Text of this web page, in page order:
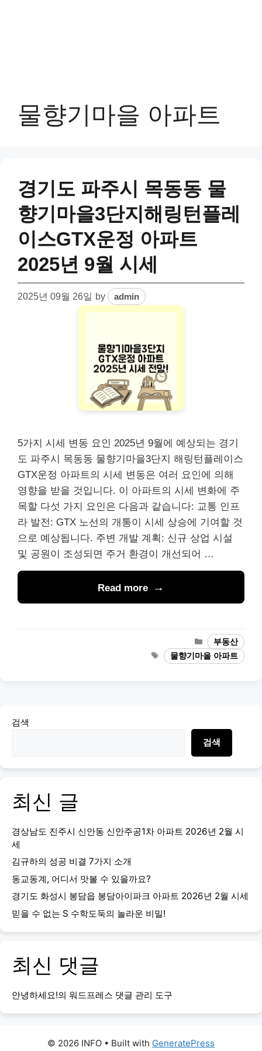
물향기마을 아파트
경기도 파주시 목동동 물
향기마을3단지해링턴플레
이스GTX운정 아파트
2025년 9월 시세
2025년 09월 26일 by admin
5가지 시세 변동 요인 2025년 9월에 예상되는 경기
도 파주시 목동동 물향기마을3단지 해링턴플레이스
GTX운정 아파트의 시세 변동은 여러 요인에 의해
영향을 받을 것입니다. 이 아파트의 시세 변화에 주
목할 다섯 가지 요인은 다음과 같습니다: 교통 인프
라 발전: GTX 노선의 개통이 시세 상승에 기여할 것
으로 예상됩니다. 주변 개발 계획: 신규 상업 시설
및 공원이 조성되면 주거 환경이 개선되어 …
Read more
Categories
부동산
Tags물향기마을 아파트
검색
검색
최신 글
경상남도 진주시 신안동 신안주공1차 아파트 2026년 2월 시
세
김규하의 성공 비결 7가지 소개
동교동계, 어디서 맛볼 수 있을까요?
경기도 화성시 봉담읍 봉담아이파크 아파트 2026년 2월 시세
믿을 수 없는 S 수학도둑의 놀라운 비밀!
최신 댓글
안녕하세요!의 워드프레스 댓글 관리 도구
© 2026 INFO • Built with GeneratePress